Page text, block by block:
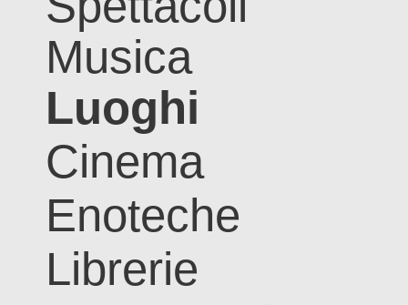
Musica
Luoghi
Cinema
Enoteche
Librerie